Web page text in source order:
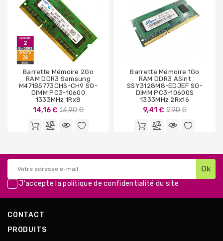
Barrette Mémoire 2Go
RAM DDR3 Samsung
M471B5773CHS-CH9 SO-
DIMM PC3-10600
1333MHz 1Rx8
14,16 € Prix
base
14,90 €
Barrette Mémoire 1Go
RAM DDR3 ASint
SSY3128M8-EDJEF SO-
DIMM PC3-10600S
1333MHz 2Rx16
9,41 € Prix
base
9,90 €
J'accepte lapolitique de confidentialité du site
CONTACT
PRODUITS